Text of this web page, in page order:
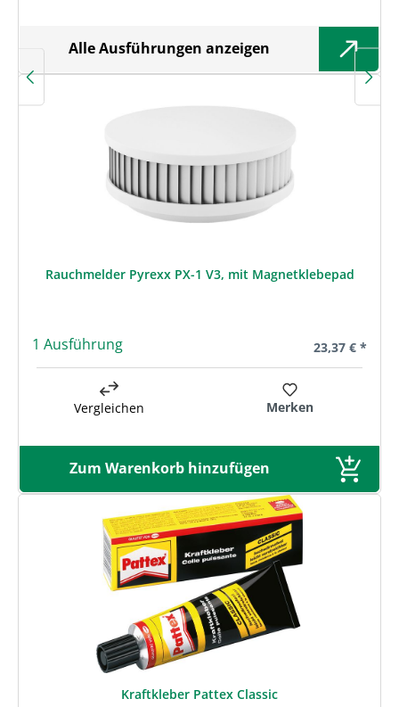
Alle Ausführungen anzeigen
Rauchmelder Pyrexx PX-1 V3, mit Magnetklebepad
1 Ausführung Regulärer
23,37 € *
Vergleichen Merken
Zum Warenkorb hinzufügen
Kraftkleber Pattex Classic